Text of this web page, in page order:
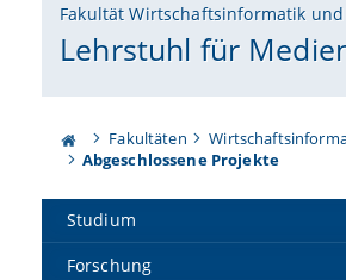
Fakultät Wirtschaftsinformatik
Lehrstuhl für
Fakultäten
Abgeschlossene Projekte
Studium
Forschung